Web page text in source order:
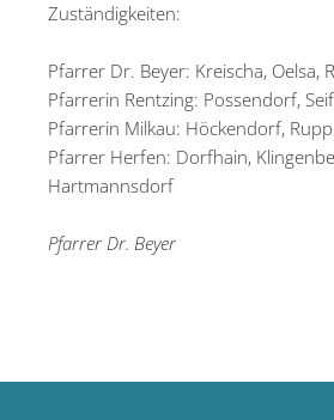
Zuständigkeiten:
Pfarrer Dr. Beyer: Kreischa, Oelsa,
Pfarrerin Rentzing: Possendorf,
Pfarrerin Milkau: Höckendorf,
Pfarrer Herfen: Dorfhain,
Hartmannsdorf
Pfarrer Dr. Beyer